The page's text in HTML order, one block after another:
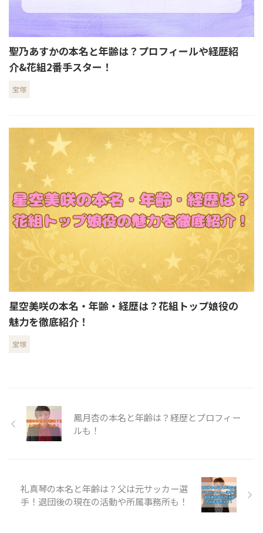
聖乃あすかの本名と年齢は？プロフィールや経歴紹
介&花組2番手スター！
宝塚
星空美咲の本名・年齢・経歴は？花組トップ娘役の
魅力を徹底紹介！
宝塚
鳳月杏の本名と年齢は？経歴とプロフィー
ルも！
礼真琴の本名と年齢は？父は元サッカー選
手！退団後の現在の活動や所属事務所も！